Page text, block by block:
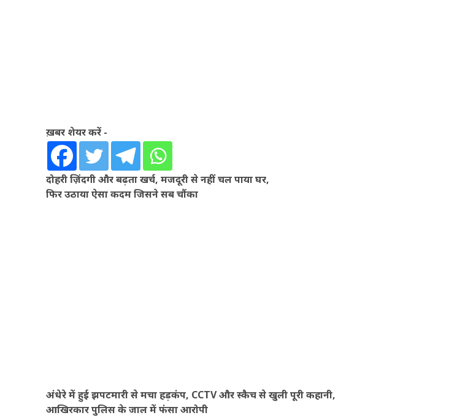
ख़बर शेयर करें -
दोहरी ज़िंदगी और बढ़ता खर्च, मजदूरी से नहीं चल पाया घर,
फिर उठाया ऐसा कदम जिसने सब चौंका
अंधेरे में हुई झपटमारी से मचा हड़कंप, CCTV और स्कैच से खुली पूरी कहानी,
आखिरकार पुलिस के जाल में फंसा आरोपी